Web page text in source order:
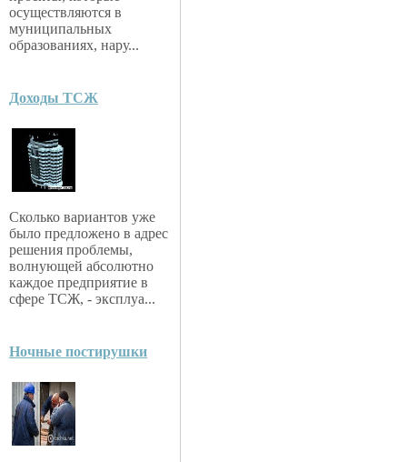
осуществляются в
муниципальных
образованиях, нару...
Доходы ТСЖ
Сколько вариантов уже
было предложено в адрес
решения проблемы,
волнующей абсолютно
каждое предприятие в
сфере ТСЖ, - эксплуа...
Ночные постирушки